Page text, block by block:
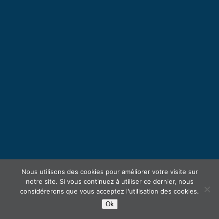
Nous utilisons des cookies pour améliorer votre visite sur
notre site. Si vous continuez à utiliser ce dernier, nous
considérerons que vous acceptez l'utilisation des cookies.
Ok